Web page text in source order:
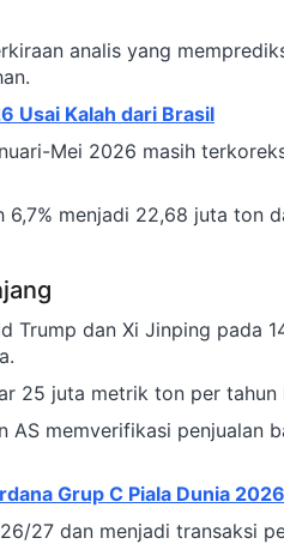
analis yang
Usai Kalah dari Brasil
Mei 2026 masih
menjadi 22,68 juta ton
Trump dan Xi Jinping pada
25 juta metrik ton per tahun
AS memverifikasi penjualan
Grup C Piala Dunia 2026
27 dan menjadi transaksi